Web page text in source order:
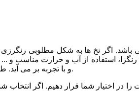
باشد. اگر نخ ها به شکل مطلوبی
رنگزا، استفاده از آب و حرارت
و با تجربه بر می آید. طرح پس از باران نیز توسط خبره ترین رنگرزها و با کیفیت عالی رنگرزی شده است.
در اختیار شما قرار دهیم. اگر انتخاب